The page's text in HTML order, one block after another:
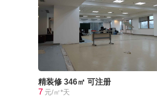
精装修 346㎡ 可注册
7 元/㎡*天